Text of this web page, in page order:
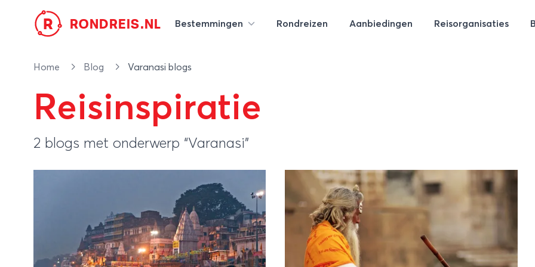
R RONDREIS.NL Bestemmingen Rondreizen Aanbiedingen Reisorganisaties
Home Blog Varanasi blogs
Reisinspiratie
2 blogs met onderwerp “Varanasi”